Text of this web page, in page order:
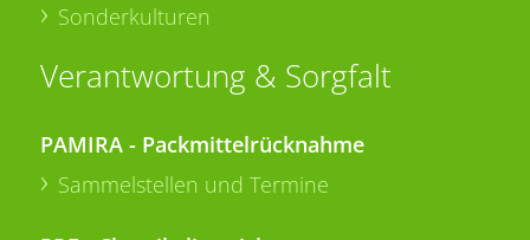
Sonderkulturen
Verantwortung & Sorgfalt
PAMIRA - Packmittelrücknahme
Sammelstellen und Termine